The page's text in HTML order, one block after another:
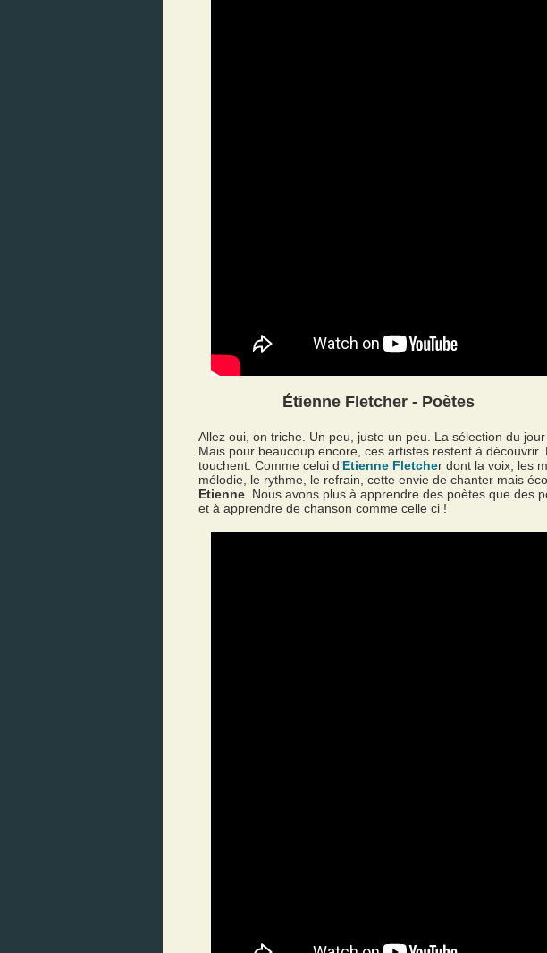
Étienne Fletcher - Poètes
Allez oui, on triche. Un peu, juste un peu. La sélection du
Mais pour beaucoup encore, ces artistes restent à
touchent. Comme celui d’Etienne Fletcher dont la voix, les
mélodie, le rythme, le refrain, cette envie de chanter mais
Etienne . Nous avons plus à apprendre des poètes que des
et à apprendre de chanson comme celle ci !